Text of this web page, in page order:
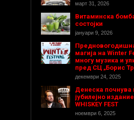
март 31, 2026
Витаминска
состојки
јануари 9, 2026
магија на Winter
многу музика и
пред СЦ „Борис
декември 24, 2025
Денеска почнува
јубилејно
WHISKEY FEST
ноември 6, 2025